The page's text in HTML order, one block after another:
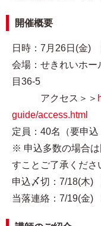
開催概要
日時：7月26日(金)
会場：せきれいホ
目36-5
アクセス＞＞
guide/access.html
定員：40名（要申込
※ 申込多数の場合は
すことご了承くださ
申込〆切：7/18(木)
当落連絡：7/19(金)